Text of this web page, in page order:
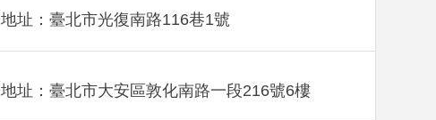
地址：臺北市光復南路116巷1號
地址：臺北市大安區敦化南路一段216號6樓